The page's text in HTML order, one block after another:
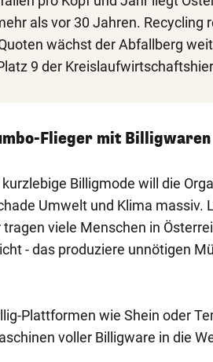
als vor 30 Jahren. Recycling
wächst der Abfallberg
9 der
Flieger mit Billigwaren
Billigmode will die
Umwelt und Klima massiv.
viele Menschen in
- das produziere unnötigen
Plattformen wie Shein oder
voller Billigware in die